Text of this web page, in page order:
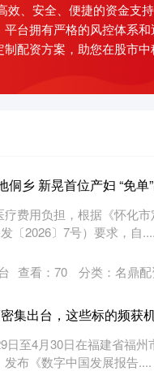
、安全、便捷的资金支
台拥有严格的风控体系
配资方案，助您在股市
乡 新晃首位产妇 “免单
费用负担，根据《怀化
〔2026〕7号）要求，自....
查看： 70 分类： 名鼎配
集出台，这些标的频获
至4月30日在福建省福州
布《数字中国发展报告....